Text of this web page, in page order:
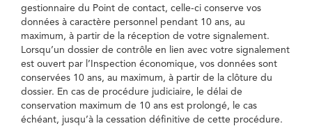
gestionnaire du Point de contact, celle-ci conserve vos
données à caractère personnel pendant 10 ans, au
maximum, à partir de la réception de votre signalement.
Lorsqu’un dossier de contrôle en lien avec votre signalement
est ouvert par l’Inspection économique, vos données sont
conservées 10 ans, au maximum, à partir de la clôture du
dossier. En cas de procédure judiciaire, le délai de
conservation maximum de 10 ans est prolongé, le cas
échéant, jusqu’à la cessation définitive de cette procédure.